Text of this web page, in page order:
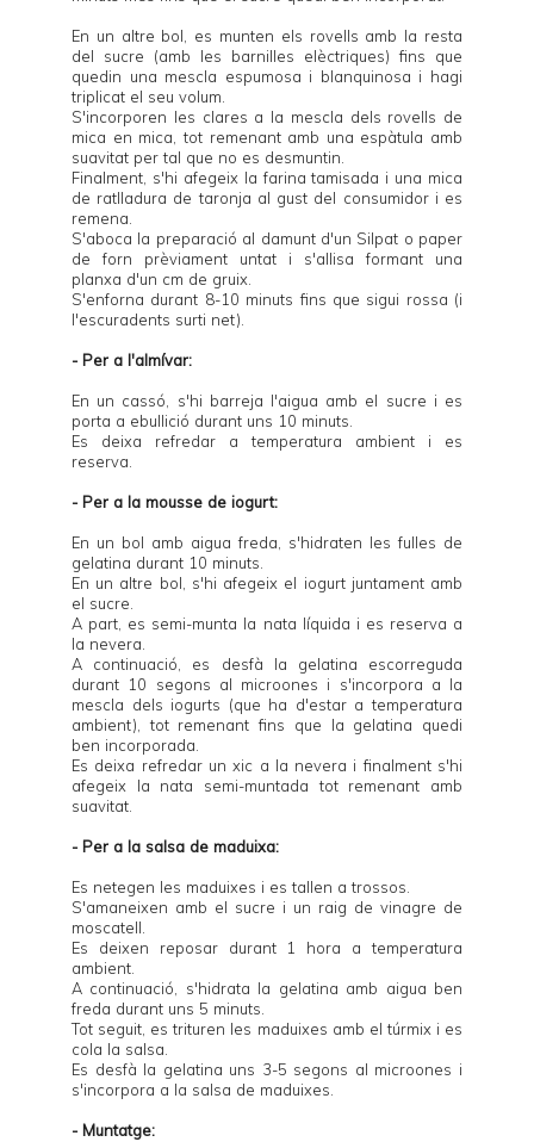
En un altre bol, es munten els rovells amb la resta
del sucre (amb les barnilles elèctriques) fins que
quedin una mescla espumosa i blanquinosa i hagi
triplicat el seu volum.
S'incorporen les clares a la mescla dels rovells de
mica en mica, tot remenant amb una espàtula amb
suavitat per tal que no es desmuntin.
Finalment, s'hi afegeix la farina tamisada i una mica
de ratlladura de taronja al gust del consumidor i es
remena.
S'aboca la preparació al damunt d'un Silpat o paper
de forn prèviament untat i s'allisa formant una
planxa d'un cm de gruix.
S'enforna durant 8-10 minuts fins que sigui rossa (i
l'escuradents surti net).
- Per a l'almívar:
En un cassó, s'hi barreja l'aigua amb el sucre i es
porta a ebullició durant uns 10 minuts.
Es deixa refredar a temperatura ambient i es
reserva.
- Per a la mousse de iogurt:
En un bol amb aigua freda, s'hidraten les fulles de
gelatina durant 10 minuts.
En un altre bol, s'hi afegeix el iogurt juntament amb
el sucre.
A part, es semi-munta la nata líquida i es reserva a
la nevera.
A continuació, es desfà la gelatina escorreguda
durant 10 segons al microones i s'incorpora a la
mescla dels iogurts (que ha d'estar a temperatura
ambient), tot remenant fins que la gelatina quedi
ben incorporada.
Es deixa refredar un xic a la nevera i finalment s'hi
afegeix la nata semi-muntada tot remenant amb
suavitat.
- Per a la salsa de maduixa:
Es netegen les maduixes i es tallen a trossos.
S'amaneixen amb el sucre i un raig de vinagre de
moscatell.
Es deixen reposar durant 1 hora a temperatura
ambient.
A continuació, s'hidrata la gelatina amb aigua ben
freda durant uns 5 minuts.
Tot seguit, es trituren les maduixes amb el túrmix i es
cola la salsa.
Es desfà la gelatina uns 3-5 segons al microones i
s'incorpora a la salsa de maduixes.
- Muntatge: